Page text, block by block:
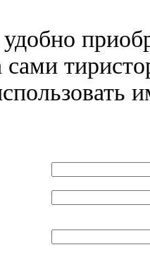
сами